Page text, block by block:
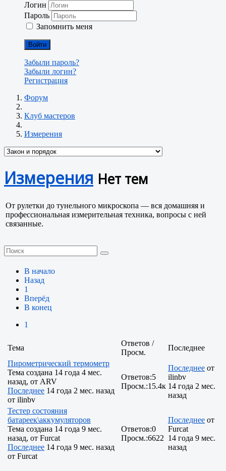
Логин
Пароль
Запомнить меня
Войти
Забыли пароль?
Забыли логин?
Регистрация
Форум
Клуб мастеров
Измерения
Измерения Нет тем
От рулетки до тунельного микроскопа — вся домашняя и
профессиональная измерительная техника, вопросы с ней
связанные.
В начало
Назад
1
Вперёд
В конец
1
Тема
Ответов /
Просм.
Последнее
Пирометрический термометр
Тема создана 14 года 4 мес.
назад, от ARV
Последнее 14 года 2 мес. назад
от ilinbv
Ответов:5
Просм.:15.4к
Последнее от
ilinbv
14 года 2 мес.
назад
Тестер состояния
батареек\аккумуляторов
Тема создана 14 года 9 мес.
назад, от Furcat
Последнее 14 года 9 мес. назад
от Furcat
Ответов:0
Просм.:6622
Последнее от
Furcat
14 года 9 мес.
назад